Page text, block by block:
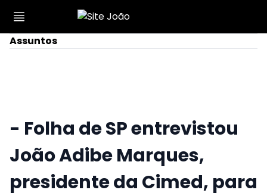
- Folha de SP entrevistou
João Adibe Marques,
presidente da Cimed, para
Assuntos